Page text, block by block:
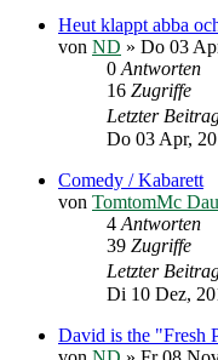
Heut klappt abba
von ND » Do 03
0Antworten
16 Zugriffe
Letzter
Do 03 Apr,
Comedy / Kabarett
von TomtomMc
4Antworten
39 Zugriffe
Letzter
Di 10 Dez,
David is the "Fresh